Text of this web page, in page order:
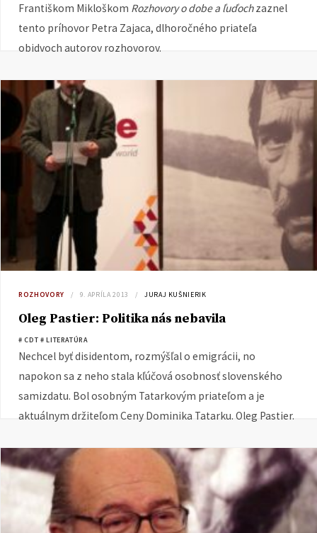
Františkom Mikloškom Rozhovory o dobe a ľuďochzaznel
tento príhovor Petra Zajaca, dlhoročného priateľa
obidvoch autorov rozhovorov.
ROZHOVORY 9. APRÍLA 2013 JURAJ KUŠNIERIK
Oleg Pastier: Politika nás nebavila
# CDT # LITERATÚRA
Nechcel byť disidentom, rozmýšľal o emigrácii, no
napokon sa z neho stala kľúčová osobnosť slovenského
samizdatu. Bol osobným Tatarkovým priateľom a je
aktuálnym držiteľom Ceny Dominika Tatarku. Oleg Pastier.